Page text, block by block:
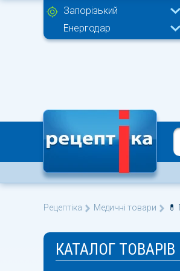
Запорізький
Енергодар
Рецептіка Медичні товари 💊
КАТАЛОГ ТОВАРІВ